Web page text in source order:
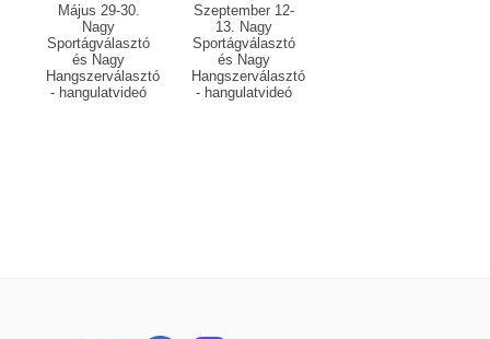
Május 29-30.
Nagy
Sportágválasztó
és Nagy
Hangszerválasztó
- hangulatvideó
Szeptember 12-
13. Nagy
Sportágválasztó
és Nagy
Hangszerválasztó
- hangulatvideó